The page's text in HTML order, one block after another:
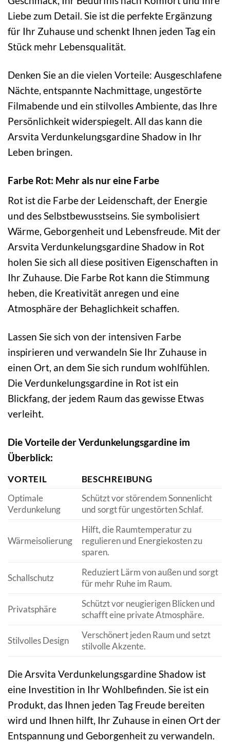
Liebe zum Detail. Sie ist die perfekte Ergänzung
für Ihr Zuhause und schenkt Ihnen jeden Tag ein
Stück mehr Lebensqualität.
Denken Sie an die vielen Vorteile: Ausgeschlafene
Nächte, entspannte Nachmittage, ungestörte
Filmabende und ein stilvolles Ambiente, das Ihre
Persönlichkeit widerspiegelt. All das kann die
Arsvita Verdunkelungsgardine Shadow in Ihr
Leben bringen.
Farbe Rot: Mehr als nur eine Farbe
Rot ist die Farbe der Leidenschaft, der Energie
und des Selbstbewusstseins. Sie symbolisiert
Wärme, Geborgenheit und Lebensfreude. Mit der
Arsvita Verdunkelungsgardine Shadow in Rot
holen Sie sich all diese positiven Eigenschaften in
Ihr Zuhause. Die Farbe Rot kann die Stimmung
heben, die Kreativität anregen und eine
Atmosphäre der Behaglichkeit schaffen.
Lassen Sie sich von der intensiven Farbe
inspirieren und verwandeln Sie Ihr Zuhause in
einen Ort, an dem Sie sich rundum wohlfühlen.
Die Verdunkelungsgardine in Rot ist ein
Blickfang, der jedem Raum das gewisse Etwas
verleiht.
Die Vorteile der Verdunkelungsgardine im
Überblick:
VORTEIL
BESCHREIBUNG
Optimale
Verdunkelung
Schützt vor störendem Sonnenlicht
und sorgt für ungestörten Schlaf.
Wärmeisolierung
Hilft, die Raumtemperatur zu
regulieren und Energiekosten zu
sparen.
Schallschutz
Reduziert Lärm von außen und sorgt
für mehr Ruhe im Raum.
Privatsphäre
Schützt vor neugierigen Blicken und
schafft eine private Atmosphäre.
Stilvolles Design
Verschönert jeden Raum und setzt
stilvolle Akzente.
Die Arsvita Verdunkelungsgardine Shadow ist
eine Investition in Ihr Wohlbefinden. Sie ist ein
Produkt, das Ihnen jeden Tag Freude bereiten
wird und Ihnen hilft, Ihr Zuhause in einen Ort der
Entspannung und Geborgenheit zu verwandeln.